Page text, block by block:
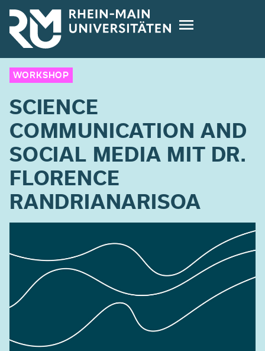
Direkt
zum
Inhalt
WORKSHOP
SCIENCE
COMMUNICATION AND
SOCIAL MEDIA MIT DR.
FLORENCE
RANDRIANARISOA